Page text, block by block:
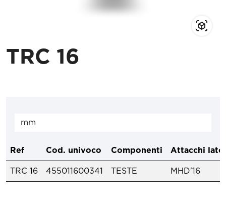
TRC 16
Ref Cod. univoco Componenti Attacchi lato
TRC 16 455011600341 TESTE MHD'16